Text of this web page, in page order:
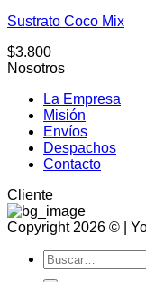
variantes.
opciones
se
elegir
página
producto
Sustrato Coco Mix
$3.800
Nosotros
La Empresa
Misión
Envíos
Despachos
Contacto
Cliente
Copyright 2026 © |
Buscar
por: